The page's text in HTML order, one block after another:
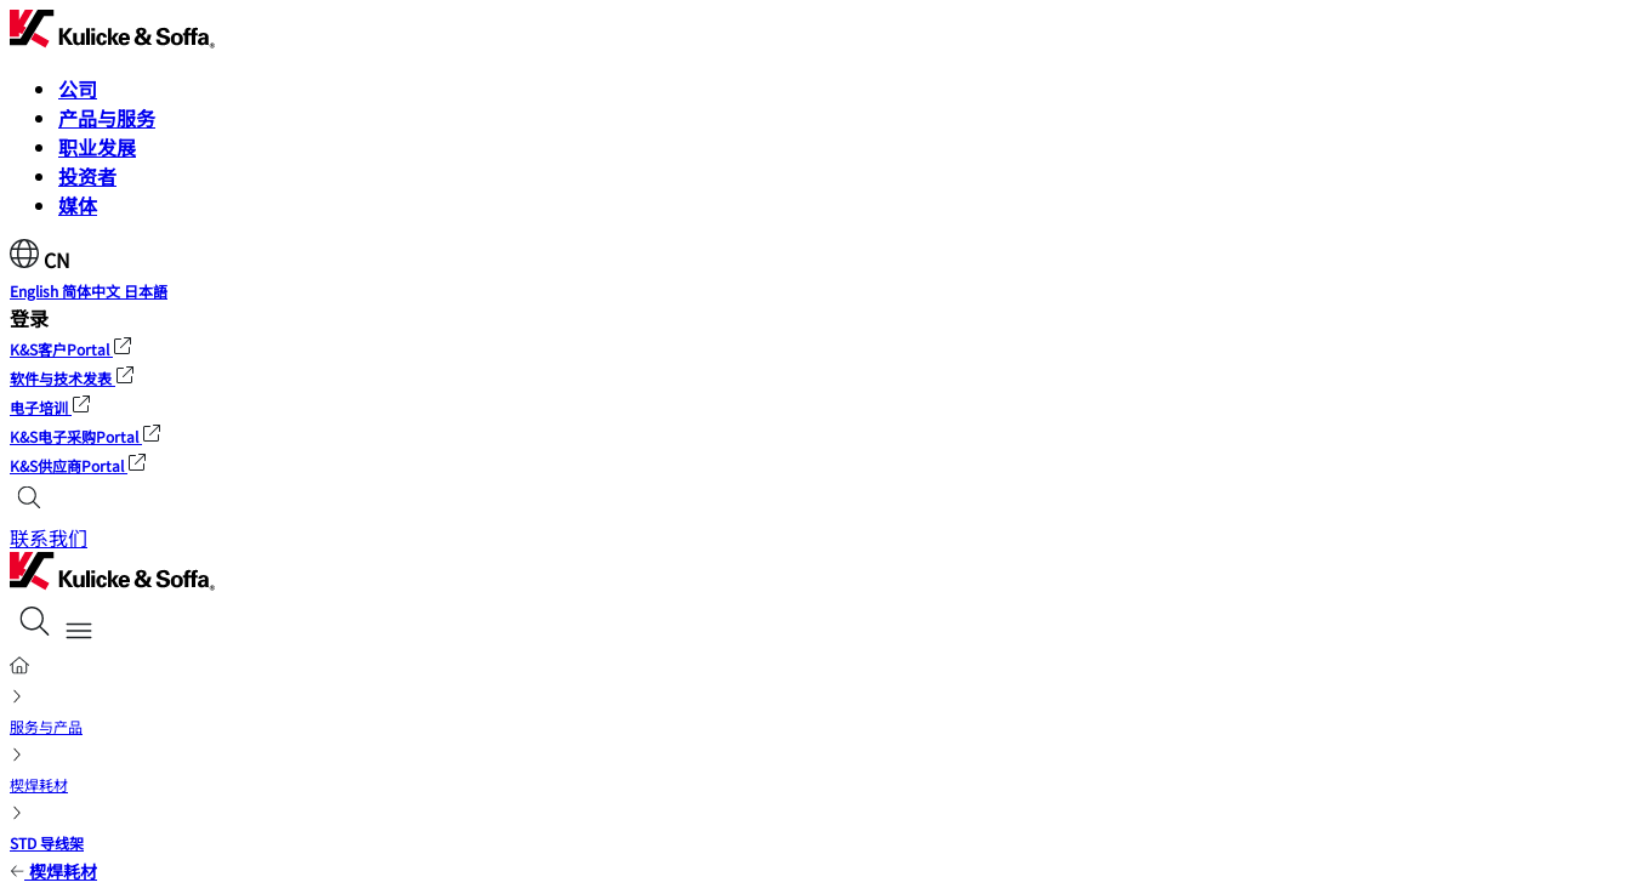
公司
产品与服务
职业发展
投资者
媒体
CN
English简体中文 日本語
登录
K&S客户Portal
软件与技术发表
电子培训
K&S电子采购Portal
K&S供应商Portal
联系我们
服务与产品
楔焊耗材
STD 导线架
楔焊耗材